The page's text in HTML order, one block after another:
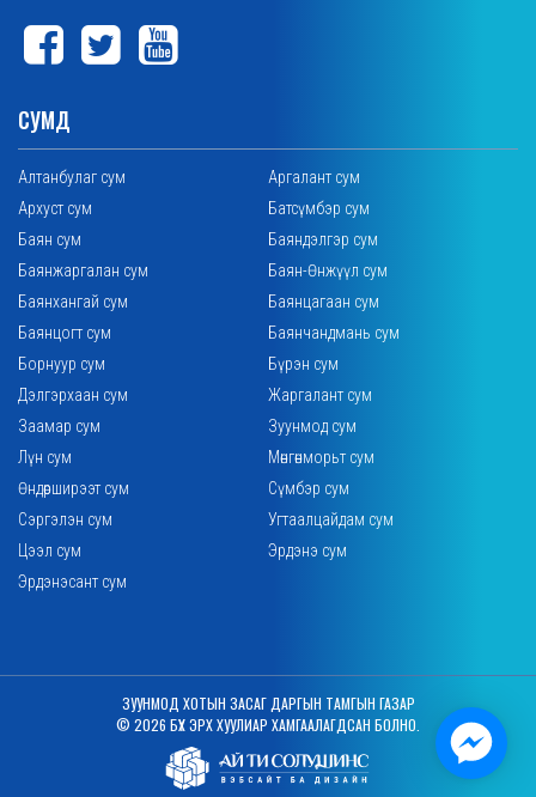
СУМД
Алтанбулаг сум
Аргалант сум
Архуст сум
Батсүмбэр сум
Баян сум
Баяндэлгэр сум
Баянжаргалан сум
Баян-Өнжүүл сум
Баянхангай сум
Баянцагаан сум
Баянцогт сум
Баянчандмань сум
Борнуур сум
Бүрэн сум
Дэлгэрхаан сум
Жаргалант сум
Заамар сум
Зуунмод сум
Лүн сум
Мөнгөнморьт сум
Өндөрширээт сум
Сүмбэр сум
Сэргэлэн сум
Угтаалцайдам сум
Цээл сум
Эрдэнэ сум
Эрдэнэсант сум
ЗУУНМОД ХОТЫН ЗАСАГ ДАРГЫН ТАМГЫН ГАЗАР
© 2026 БҮХ ЭРХ ХУУЛИАР ХАМГААЛАГДСАН БОЛНО.